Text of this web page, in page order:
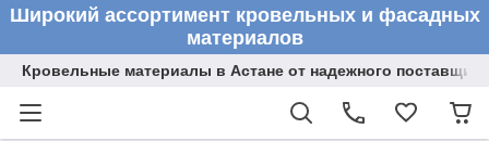
Широкий ассортимент кровельных и фасадных
материалов
Кровельные материалы в Астане от надежного